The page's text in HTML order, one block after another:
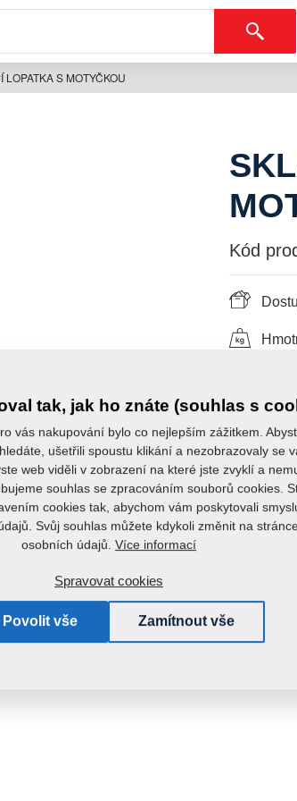
LOPATKA S MOTYČKOU
Kód
tak, jak ho znáte (souhlas s
vás nakupování bylo co nejlepším zážitkem.
ušetřili spoustu klikání a nezobrazovaly se
web viděli v zobrazení na které jste zvyklí a
souhlas se zpracováním souborů cookies.
cookies tak, abychom vám poskytovali
Svůj souhlas můžete kdykoli změnit na
osobních údajů. Více informací
Spravovat cookies
Povolit vše Zamítnout vše